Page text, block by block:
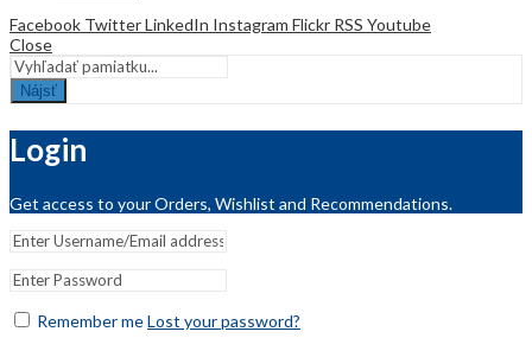
Facebook TwitterLinkedIn Instagram Flickr RSS Youtube
Close
Nájsť
Login
Get access to your Orders, Wishlist and Recommendations.
Remember meLost your password?